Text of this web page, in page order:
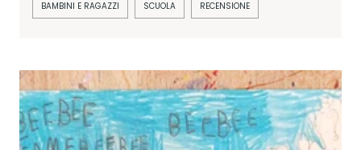
BAMBINI E RAGAZZI SCUOLA RECENSIONE